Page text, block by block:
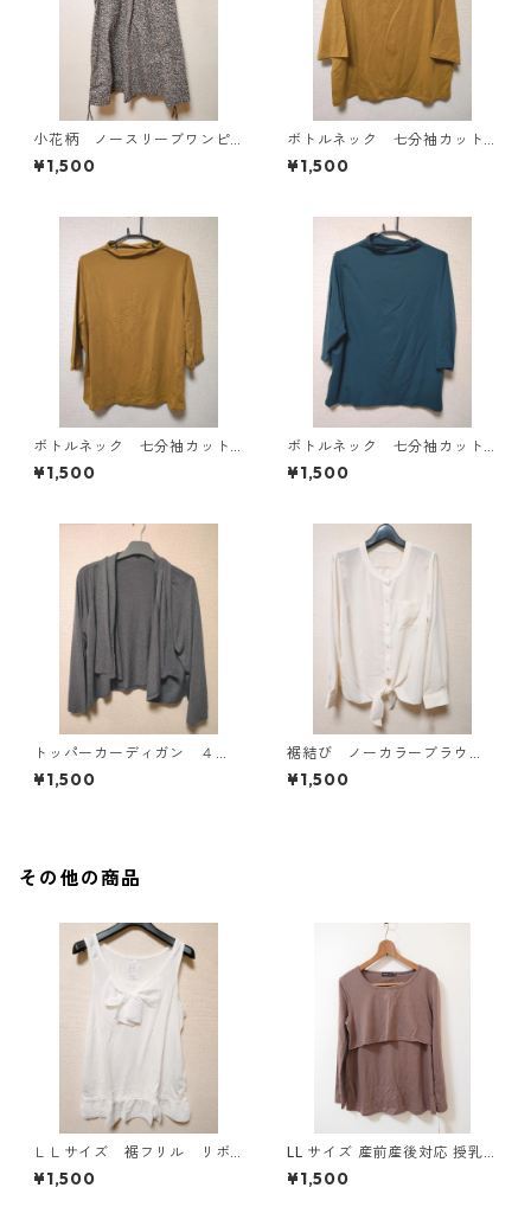
小花柄 ノースリーブワンピ
ース ４Ｌ ブラック KAE-
4819
¥1,500
ボトルネック 七分袖カット
ソー ４Ｌ マスタード KA
E-4818
¥1,500
ボトルネック 七分袖カット
ソー ４Ｌ マスタード KA
E-4816
¥1,500
ボトルネック 七分袖カット
ソー ４Ｌ ティールグリー
ン KAE-4815
¥1,500
トッパーカーディガン ４
Ｌ グレー KAE-4814
¥1,500
裾結び ノーカラーブラウ
ス ３Ｌ アイボリー KAE-
4813
¥1,500
その他の商品
ＬＬサイズ 裾フリル リボ
ン付きタンクトップ オフホ
ワイト KAE-4781
¥1,500
LL サイズ 産前産後対応 授乳
口付き 長袖シャツ マタニティ
チャコールグレー ◆KIY-1304
¥1,500